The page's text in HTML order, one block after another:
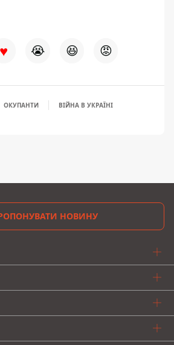
♥ 😭 😆 😡
ОКУПАНТИ ВІЙНА В УКРАЇНІ
НОВИНУ